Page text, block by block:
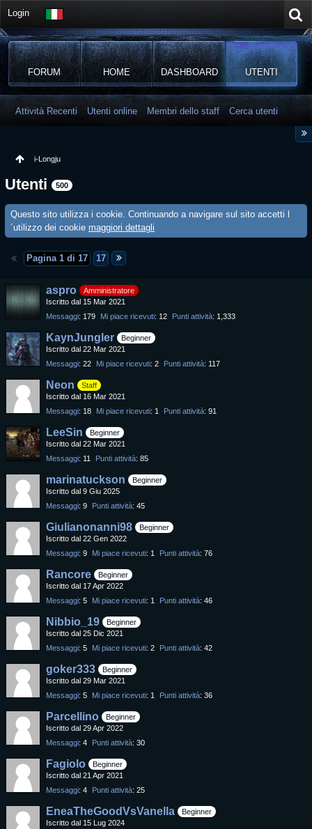
Login
FORUM HOME DASHBOARD UTENTI
Attività Recenti Utenti online Membri dello staff Cerca utenti
i-Longju
Utenti 500
Questo sito utilizza i cookie. Continuando a navigare sul sito accetti l
´utilizzo dei cookie maggiori dettagli
Pagina 1 di 17 17
aspro
Amministratore
Iscritto dal 15 Mar 2021
Messaggi 179 Mi piace ricevuti 12 Punti attività 1,333
KaynJungler
Beginner
Iscritto dal 22 Mar 2021
Messaggi 22 Mi piace ricevuti 2 Punti attività 117
Neon
Staff
Iscritto dal 16 Mar 2021
Messaggi 18 Mi piace ricevuti 1 Punti attività 91
LeeSin
Beginner
Iscritto dal 22 Mar 2021
Messaggi 11 Punti attività 85
marinatuckson
Beginner
Iscritto dal 9 Giu 2025
Messaggi 9 Punti attività 45
Giulianonanni98
Beginner
Iscritto dal 22 Gen 2022
Messaggi 9 Mi piace ricevuti 1 Punti attività 76
Rancore
Beginner
Iscritto dal 17 Apr 2022
Messaggi 5 Mi piace ricevuti 1 Punti attività 46
Nibbio_19
Beginner
Iscritto dal 25 Dic 2021
Messaggi 5 Mi piace ricevuti 2 Punti attività 42
goker333
Beginner
Iscritto dal 29 Mar 2021
Messaggi 5 Mi piace ricevuti 1 Punti attività 36
Parcellino
Beginner
Iscritto dal 29 Apr 2022
Messaggi 4 Punti attività 30
Fagiolo
Beginner
Iscritto dal 21 Apr 2021
Messaggi 4 Punti attività 25
EneaTheGoodVsVanella
Beginner
Iscritto dal 15 Lug 2024